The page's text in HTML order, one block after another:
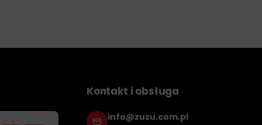
Kontakt i obsługa
info@zuzu.com.pl